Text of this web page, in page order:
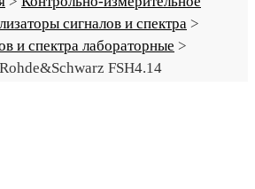
сигналов и спектра >
и спектра лабораторные >
FSH4.14